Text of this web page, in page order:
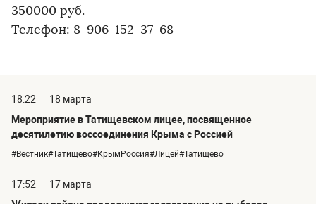
350000 руб.
Телефон: 8-906-152-37-68
18:22
18 марта
Мероприятие в Татищевском лицее, посвященное
десятилетию воссоединения Крыма с Россией
#Вестник#Татищево#КрымРоссия#Лицей#Татищево
17:52
17 марта